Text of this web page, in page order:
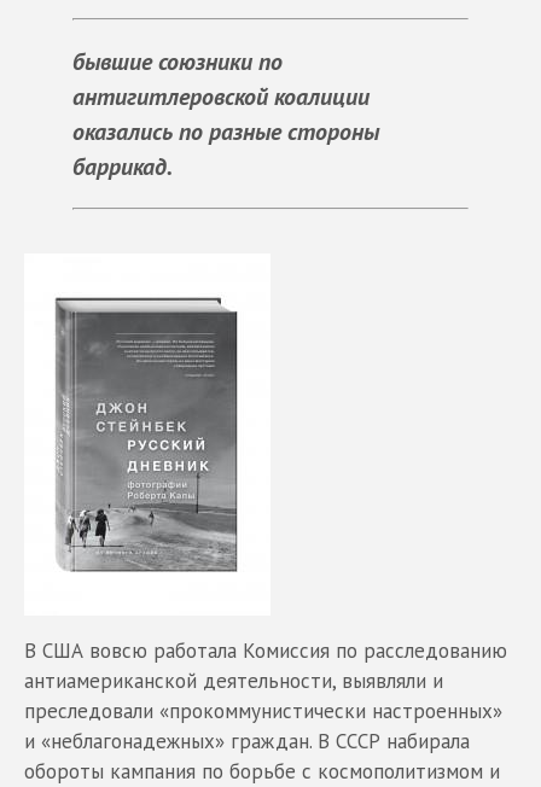
бывшие союзники по
антигитлеровской коалиции
оказались по разные стороны
баррикад.
В США вовсю работала Комиссия по расследованию
антиамериканской деятельности, выявляли и
преследовали «прокоммунистически настроенных»
и «неблагонадежных» граждан. В СССР набирала
обороты кампания по борьбе с космополитизмом и